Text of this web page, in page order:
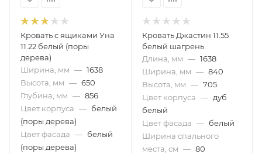
Кровать с ящиками Уна
11.22 белый (поры
дерева)
Ширина, мм — 1638
Высота, мм — 650
Глубина, мм — 856
Цвет корпуса — белый
(поры дерева)
Цвет фасада — белый
(поры дерева)
Кровать Джастин 11.55
белый шагрень
Длина, мм — 1638
Ширина, мм — 840
Высота, мм — 705
Цвет корпуса — дуб
белый
Цвет фасада — белый
Ширина спального
места, см — 80